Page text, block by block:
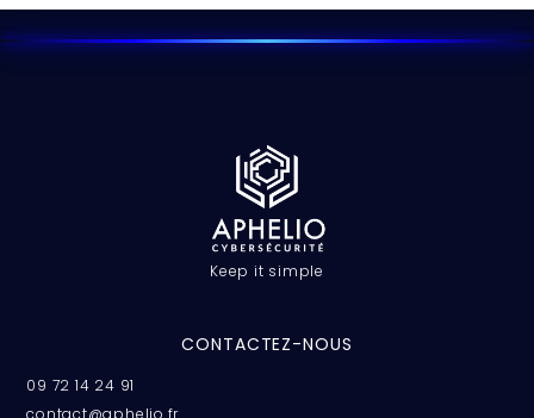
Keep it simple
CONTACTEZ-NOUS
09 72 14 24 91